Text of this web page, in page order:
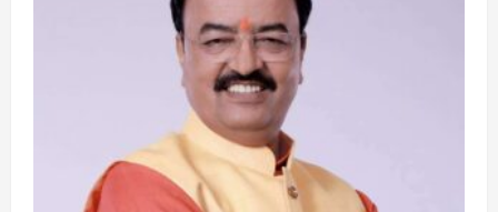
समाधान
का
दिया
भरोसा